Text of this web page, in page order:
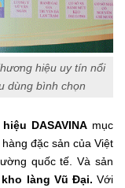
hiệu uy tín nổi
dùng bình chọn
DASAVINA mục
đặc sản của Việt
quốc tế. Và sản
kho làng Vũ Đại. Với